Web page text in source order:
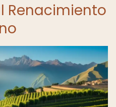
Renacimiento